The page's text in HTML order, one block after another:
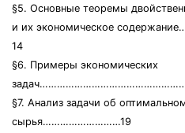
§5. Основные теоремы
и их экономическое
14
§6. Примеры экономических
§7. Анализ задачи об
сырья………………………19